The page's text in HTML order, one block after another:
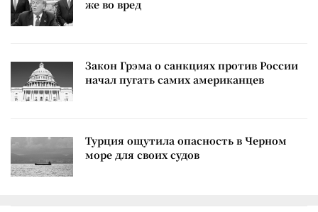
же во вред
Закон Грэма о санкциях против России
начал пугать самих американцев
Турция ощутила опасность в Черном
море для своих судов